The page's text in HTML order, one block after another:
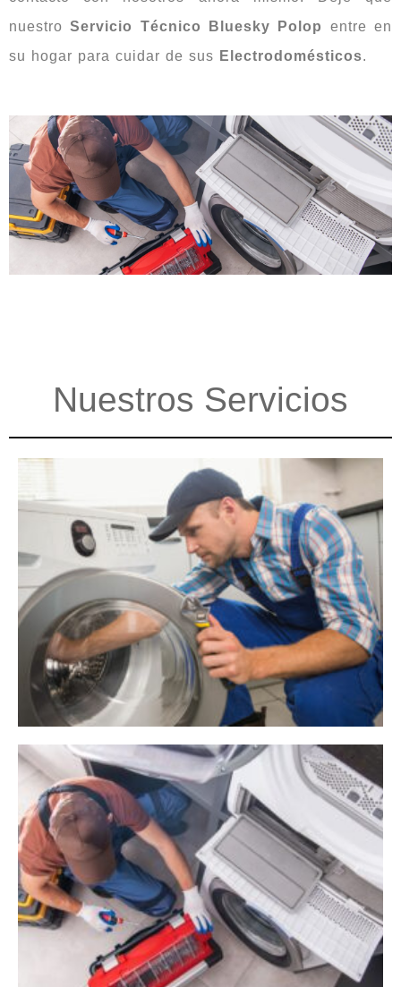
nuestroServicio Técnico Bluesky Polop
entre en
su hogar para cuidar de sus Electrodomésticos.
Nuestros Servicios